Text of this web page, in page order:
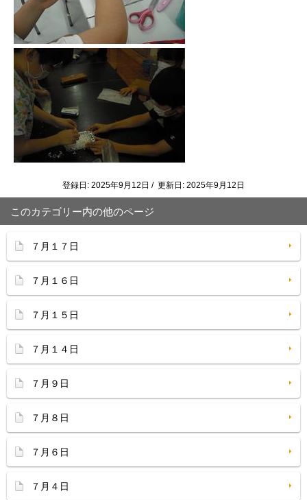
登録日: 2025年9月12日 / 更新日: 2025年9月12日
このカテゴリー内の他のページ
７月１７日
７月１６日
７月１５日
７月１４日
７月９日
７月８日
７月６日
７月４日